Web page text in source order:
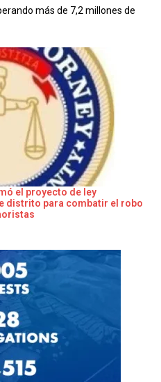
más de 7,2 millones de
el proyecto de ley
distrito para combatir el robo